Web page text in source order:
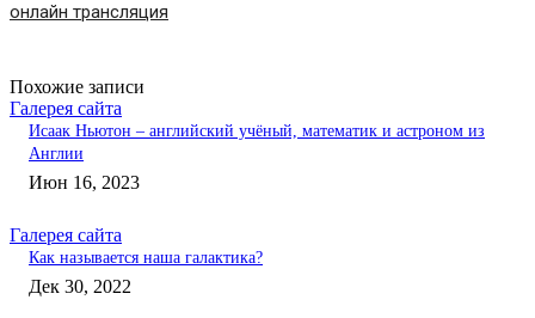
онлайн трансляция
Похожие записи
Галерея сайта
Исаак Ньютон – английский учёный, математик и астроном из
Англии
Июн 16, 2023
Галерея сайта
Как называется наша галактика?
Дек 30, 2022